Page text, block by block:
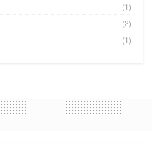
(1)
(2)
(1)